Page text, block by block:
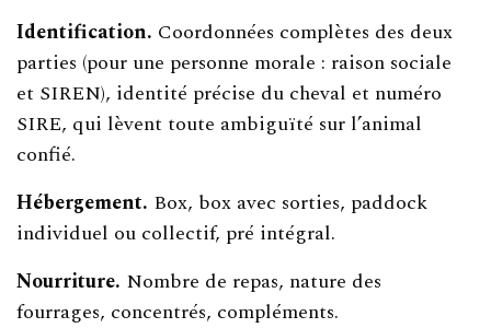
Identification. Coordonnées complètes des deux
parties (pour une personne morale : raison sociale
et SIREN), identité précise du cheval et numéro
SIRE, qui lèvent toute ambiguïté sur l’animal
confié.
Hébergement. Box, box avec sorties, paddock
individuel ou collectif, pré intégral.
Nourriture. Nombre de repas, nature des
fourrages, concentrés, compléments.